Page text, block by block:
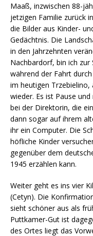
Maaß, inzwischen 88-
jetzigen Familie zurück
die Bilder aus Kinder-
Gedächtnis. Die
in den Jahrzehnten
Nachbardorf, bin ich zur
während der Fahrt
im heutigen Trzebielino,
wieder. Es ist Pause
bei der Direktorin, die
dann sogar auf ihrem
ihr ein Computer. Die
höfliche Kinder
gegenüber dem
1945 erzählen kann.
Weiter geht es ins vier
(Cetyn). Die
sieht schöner aus als
Puttkamer-Gut ist
des Ortes liegt das